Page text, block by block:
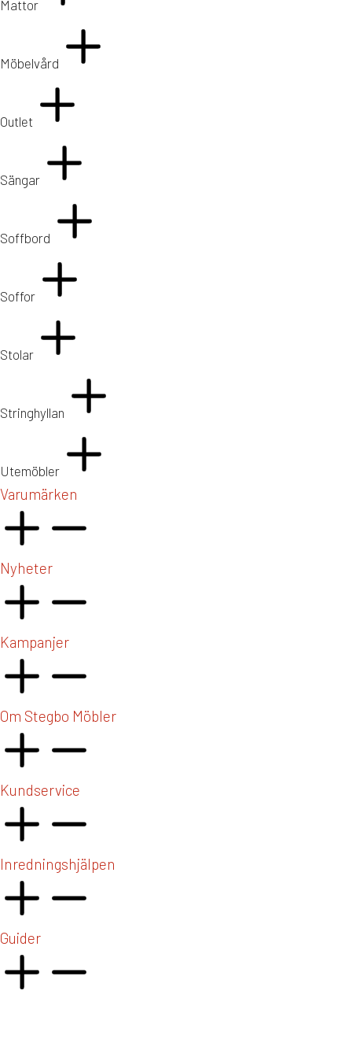
Mattor
Möbelvård
Outlet
Sängar
Soffbord
Soffor
Stolar
Stringhyllan
Utemöbler
Varumärken
Nyheter
Kampanjer
Om Stegbo Möbler
Kundservice
Inredningshjälpen
Guider